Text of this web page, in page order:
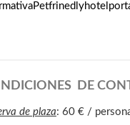
DE
de plaza: 60 € /